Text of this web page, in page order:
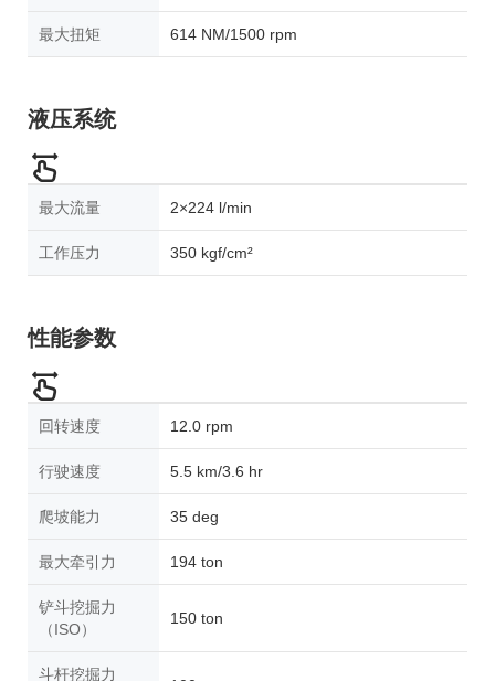
最大扭矩 614 NM/1500 rpm
液压系统
最大流量 2×224 l/min
工作压力 350 kgf/cm²
性能参数
回转速度 12.0 rpm
行驶速度 5.5 km/3.6 hr
爬坡能力 35 deg
最大牵引力 194 ton
铲斗挖掘力
（ISO）
150 ton
斗杆挖掘力